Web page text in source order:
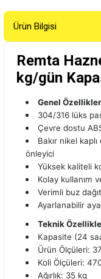
Ürün Bilgisi
Remta
kg/gün
Genel
304/316 lüks
Çevre dostu
Bakır nikel
önleyici
Yüksek kaliteli
Kolay kullanım
Verimli buz
Ayarlanabilir
Teknik
Kapasite (24
Ürün Ölçüleri:
Koli Ölçüleri:
Ağırlık: 35 kg